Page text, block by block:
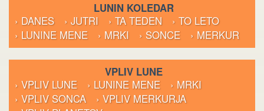
LUNIN KOLEDAR
› DANES
› JUTRI › TA TEDEN
› TO LETO
› LUNINE MENE
› MRKI › SONCE › MERKUR
VPLIV LUNE
› VPLIV LUNE
› LUNINE MENE
› MRKI
› VPLIV SONCA
› VPLIV MERKURJA